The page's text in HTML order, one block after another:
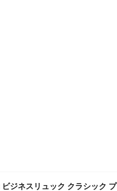
ジネスリュック クラシック プ